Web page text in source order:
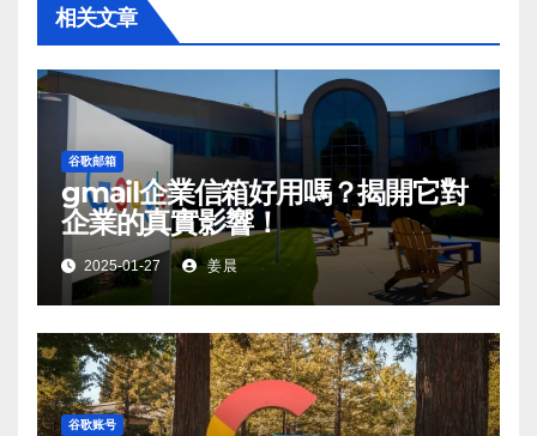
相关文章
谷歌邮箱
gmail企業信箱好用嗎？揭開它對
企業的真實影響！
2025-01-27 姜晨
谷歌账号